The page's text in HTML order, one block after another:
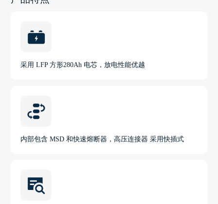
采用 LFP 方形280Ah 电芯，放电性能优越
内部包含 MSD 和快速熔断器，高压连接器 采用快插式